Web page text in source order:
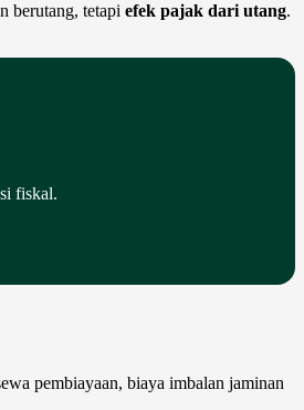
berutang, tetapi efek pajak dari utang.
fiskal.
pembiayaan, biaya imbalan jaminan